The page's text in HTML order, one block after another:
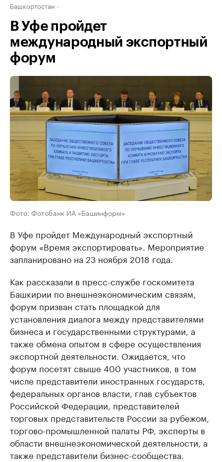
Башкортостан
В Уфе пройдет
международный экспортный
форум
Фото: Фотобанк ИА «Башинформ»
В Уфе пройдет Международный экспортный
форум «Время экспортировать». Мероприятие
запланировано на 23 ноября 2018 года.
Как рассказали в пресс-службе госкомитета
Башкирии по внешнеэкономическим связям,
форум призван стать площадкой для
установления диалога между представителями
бизнеса и государственными структурами, а
также обмена опытом в сфере осуществления
экспортной деятельности. Ожидается, что
форум посетят свыше 400 участников, в том
числе представители иностранных государств,
федеральных органов власти, глав субъектов
Российской Федерации, представителей
торговых представительств России за рубежом,
торгово-промышленной палаты РФ, эксперты в
области внешнеэкономической деятельности, а
также представители бизнес-сообщества.